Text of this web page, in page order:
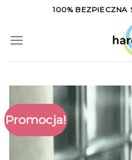
content
100% BEZPIECZNA
Promocja!